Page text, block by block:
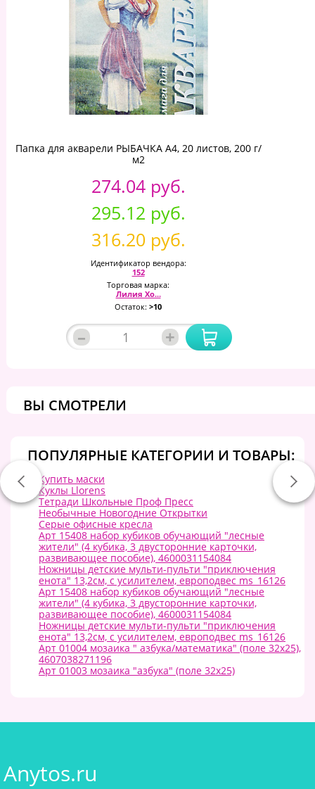
Папка для акварели РЫБАЧКА А4, 20 листов, 200 г/
м2
274.04 руб.
295.12 руб.
316.20 руб.
Идентификатор вендора:
152
Торговая марка:
Лилия Хо...
Остаток: >10
– +
ВЫ СМОТРЕЛИ
ПОПУЛЯРНЫЕ КАТЕГОРИИ И ТОВАРЫ:
Купить маски
Куклы Llorens
Тетради Школьные Проф Пресс
Необычные Новогодние Открытки
Серые офисные кресла
Арт 15408 набор кубиков обучающий "лесные
жители" (4 кубика, 3 двусторонние карточки,
развивающее пособие), 4600031154084
Ножницы детские мульти-пульти "приключения
енота" 13,2см, с усилителем, европодвес ms_16126
Арт 15408 набор кубиков обучающий "лесные
жители" (4 кубика, 3 двусторонние карточки,
развивающее пособие), 4600031154084
Ножницы детские мульти-пульти "приключения
енота" 13,2см, с усилителем, европодвес ms_16126
Арт 01004 мозаика " азбука/математика" (поле 32х25),
4607038271196
Арт 01003 мозаика "азбука" (поле 32х25)
Anytos.ru